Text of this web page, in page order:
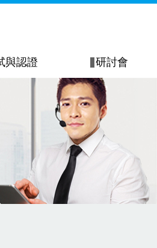
與認證 研討會